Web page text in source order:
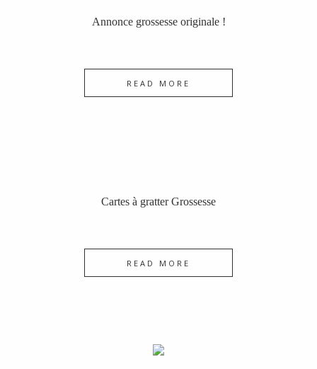
Annonce grossesse originale !
READ MORE
Cartes à gratter Grossesse
READ MORE